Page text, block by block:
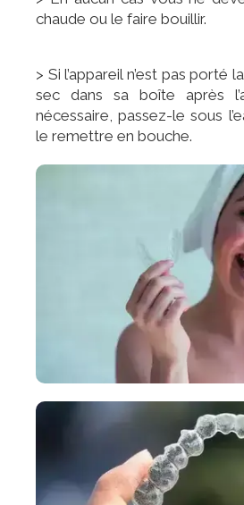
chaude ou le faire bouillir.
> Si l’appareil n’est pas porté
sec dans sa boîte après
nécessaire, passez-le sous
le remettre en bouche.